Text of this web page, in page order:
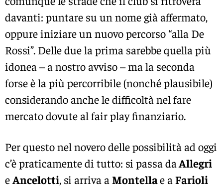
davanti: puntare su un nome già affermato,
oppure iniziare un nuovo percorso “alla De
Rossi”. Delle due la prima sarebbe quella più
idonea – a nostro avviso – ma la seconda
forse è la più percorribile (nonché plausibile)
considerando anche le difficoltà nel fare
mercato dovute al fair play finanziario.
Per questo nel novero delle possibilità ad oggi
c’è praticamente di tutto: si passa da Allegri
e Ancelotti, si arriva a Montella e a Farioli